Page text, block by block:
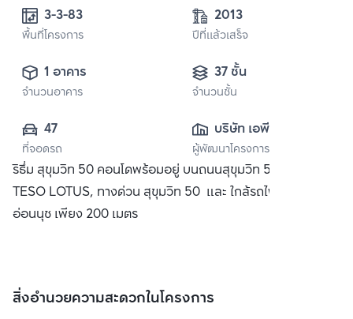
3-3-83
พื้นที่โครงการ
2013
ปีที่แล้วเสร็จ
1 อาคาร
จำนวนอาคาร
37 ชั้น
จำนวนชั้น
47
ที่จอดรถ
บริษัท เอพี (ไทย
แลนด์)
จำกัด(มหาชน)
ผู้พัฒนาโครงการ
ริธึ่ม สุขุมวิท 50 คอนโดพร้อมอยู่ บนถนนสุขุมวิท 50 ใกล้ห้าง
TESO LOTUS, ทางด่วน สุขุมวิท 50 และ ใกล้รถไฟฟ้า BTS
อ่อนนุช เพียง 200 เมตร
สิ่งอำนวยความสะดวกในโครงการ